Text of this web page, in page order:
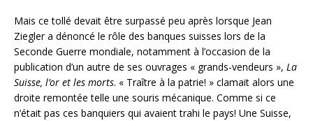
Mais ce tollé devait être surpassé peu après lorsque Jean
Ziegler a dénoncé le rôle des banques suisses lors de la
Seconde Guerre mondiale, notamment à l’occasion de la
publication d’un autre de ses ouvrages « grands-vendeurs », La
Suisse, l’or et les morts. « Traître à la patrie! » clamait alors une
droite remontée telle une souris mécanique. Comme si ce
n’était pas ces banquiers qui avaient trahi le pays! Une Suisse,